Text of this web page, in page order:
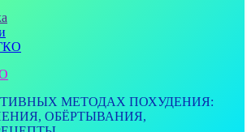
МЕТОДАХ ПОХУДЕНИЯ:
ОБЁРТЫВАНИЯ,